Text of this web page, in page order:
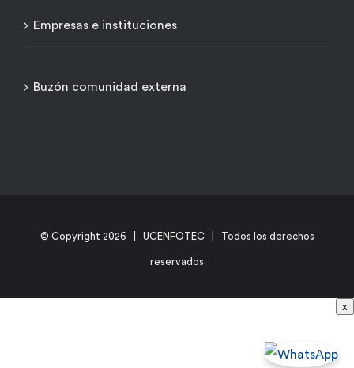
Empresas e instituciones
Buzón comunidad externa
© Copyright 2026 | UCENFOTEC | Todos los derechos
reservados
x